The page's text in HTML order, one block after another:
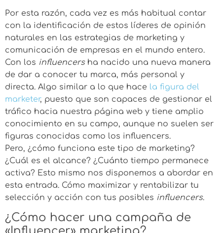
Por esta razón, cada vez es más habitual contar
con la identificación de estos líderes de opinión
naturales en las estrategias de marketing y
comunicación de empresas en el mundo entero.
Con los influencersha nacido una nueva manera
de dar a conocer tu marca, más personal y
directa. Algo similar a lo que hace la figura del
marketer, puesto que son capaces de gestionar el
tráfico hacia nuestra página web y tiene amplio
conocimiento en su campo, aunque no suelen ser
figuras conocidas como los influencers.
Pero, ¿cómo funciona este tipo de marketing?
¿Cuál es el alcance? ¿Cuánto tiempo permanece
activa? Esto mismo nos disponemos a abordar en
esta entrada. Cómo maximizar y rentabilizar tu
selección y acción con tus posibles influencers.
¿Cómo hacer una campaña de